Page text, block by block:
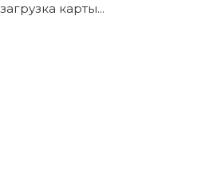
загрузка карты...